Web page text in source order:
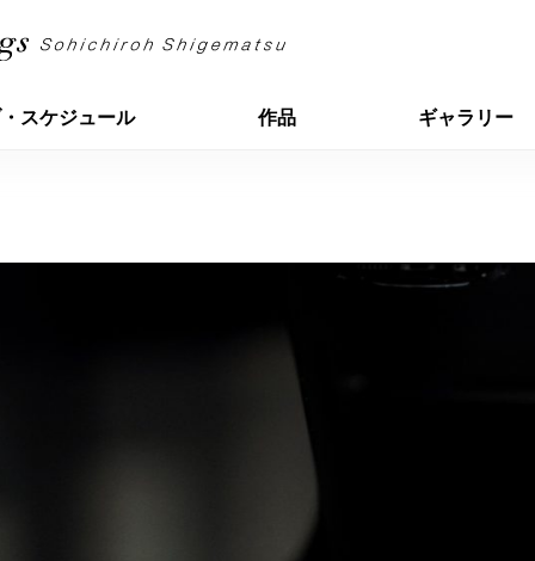
スケジュール 作品 ギャラリー